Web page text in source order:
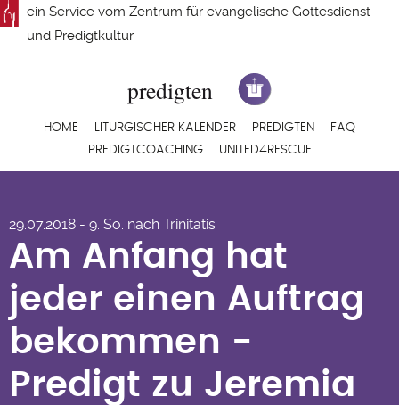
Direkt
zum
ein Service vom Zentrum für evangelische Gottesdienst-
und Predigtkultur
Hauptnavigation
HOME LITURGISCHER KALENDER PREDIGTEN
FAQ
PREDIGTCOACHING
UNITED4RESCUE
einen Auftrag
bekommen - Predigt
zu Jeremia 1,4-10
von Georg Freuling
29.07.2018 - 9. So. nach Trinitatis
Am Anfang hat
jeder einen Auftrag
bekommen -
Predigt zu Jeremia